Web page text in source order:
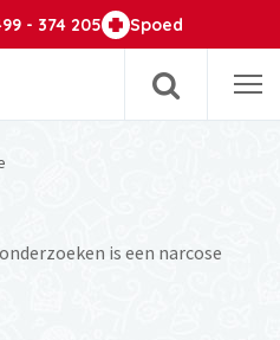
- 374 205 Spoed
is een narcose